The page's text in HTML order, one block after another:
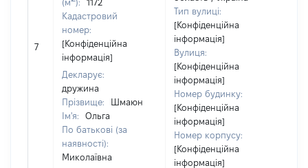
7
(м ):
1172
Кадастровий
номер:
[Конфіденційна
інформація]
Декларує:
дружина
Прізвище:
Шмаюн
Ім'я:
Ольга
По батькові (за
наявності):
Миколаївна
Тип вулиці:
[Конфіденційна
інформація]
Вулиця:
[Конфіденційна
інформація]
Номер будинку:
[Конфіденційна
інформація]
Номер корпусу:
[Конфіденційна
інформація]